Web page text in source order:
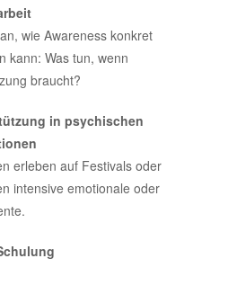
wie Awareness konkret
kann: Was tun, wenn
braucht?
in psychischen
erleben auf Festivals oder
intensive emotionale oder